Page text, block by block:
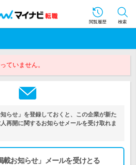
閲覧履歴 検索
ていません。
らせ」を登録しておくと、この企業が新た
再開に関するお知らせメールを受け取れま
載お知らせ」メールを受けとる